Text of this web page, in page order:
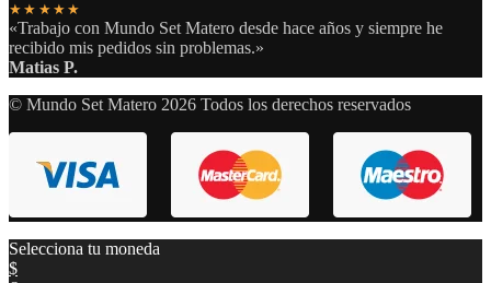
★★★★★
«Trabajo con Mundo Set Matero desde hace años y siempre he
recibido mis pedidos sin problemas.»
Matias P.
© Mundo Set Matero 2026 Todos los derechos reservados
Selecciona tu moneda
$